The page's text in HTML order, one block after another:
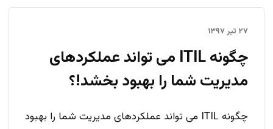
۲۷ تیر ۱۳۹۷
چگونه ITIL می تواند عملکردهای
مدیریت شما را بهبود بخشد!؟
چگونه ITIL می تواند عملکردهای مدیریت شما را بهبود